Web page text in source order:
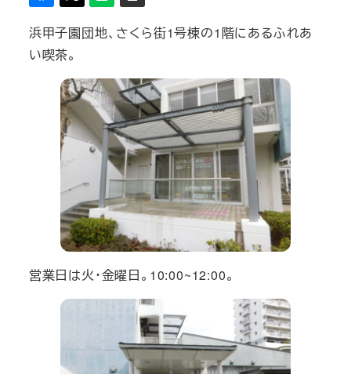
浜甲子園団地、さくら街1号棟の1階にあるふれあ
い喫茶。
営業日は火・金曜日。10:00~12:00。